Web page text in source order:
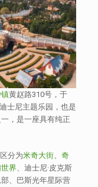
镇黄赵路310号，于
士尼主题乐园，也是
，是一座具有纯正
分为米奇大街、 奇
界 、迪士尼·皮克斯
、巴斯光年星际营